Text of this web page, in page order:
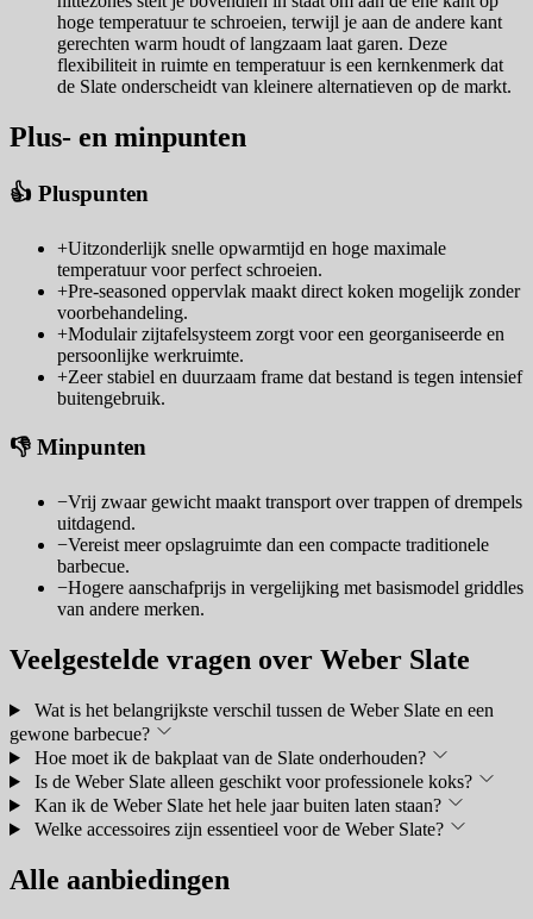
hoge temperatuur te schroeien, terwijl je aan de andere kant
gerechten warm houdt of langzaam laat garen. Deze
flexibiliteit in ruimte en temperatuur is een kernkenmerk dat
de Slate onderscheidt van kleinere alternatieven op de markt.
Plus- en minpunten
👍 Pluspunten
+Uitzonderlijk snelle opwarmtijd en hoge maximale
temperatuur voor perfect schroeien.
+Pre-seasoned oppervlak maakt direct koken mogelijk zonder
voorbehandeling.
+Modulair zijtafelsysteem zorgt voor een georganiseerde en
persoonlijke werkruimte.
+Zeer stabiel en duurzaam frame dat bestand is tegen intensief
buitengebruik.
👎 Minpunten
−Vrij zwaar gewicht maakt transport over trappen of drempels
uitdagend.
−Vereist meer opslagruimte dan een compacte traditionele
barbecue.
−Hogere aanschafprijs in vergelijking met basismodel griddles
van andere merken.
Veelgestelde vragen over Weber Slate
Wat is het belangrijkste verschil tussen de Weber Slate en een
gewone barbecue?
Hoe moet ik de bakplaat van de Slate onderhouden?
Is de Weber Slate alleen geschikt voor professionele koks?
Kan ik de Weber Slate het hele jaar buiten laten staan?
Welke accessoires zijn essentieel voor de Weber Slate?
Alle aanbiedingen